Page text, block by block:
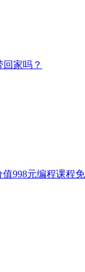
家吗？
998元编程课程